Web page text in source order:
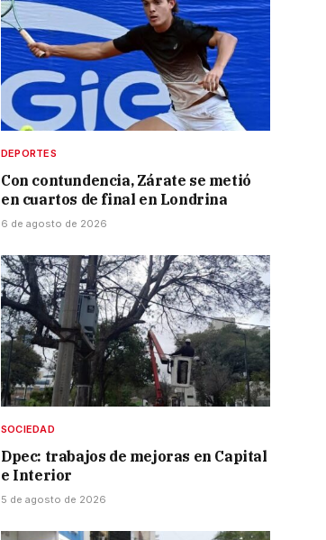
DEPORTES
Con contundencia, Zárate se metió
en cuartos de final en Londrina
6 de agosto de 2026
SOCIEDAD
Dpec: trabajos de mejoras en Capital
e Interior
5 de agosto de 2026